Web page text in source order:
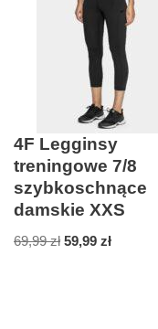
4F Legginsy
treningowe 7/8
szybkoschnące
damskie XXS
69,99zł 59,99 zł